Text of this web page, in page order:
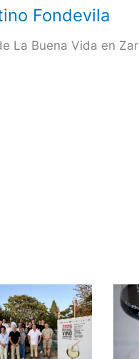
Fondevila
La Buena Vida en